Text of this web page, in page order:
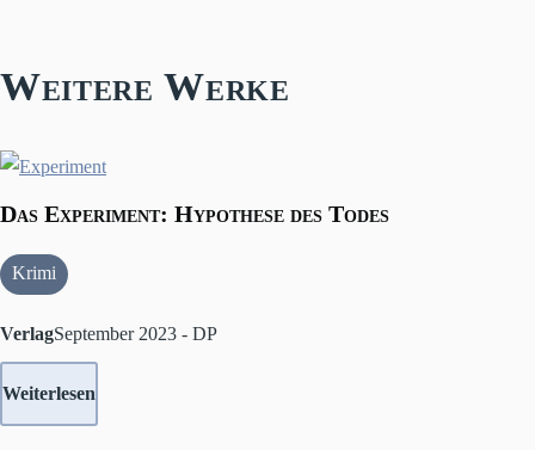
Weitere Werke
Das Experiment: Hypothese des Todes
Krimi
VerlagSeptember 2023 - DP
Weiterlesen